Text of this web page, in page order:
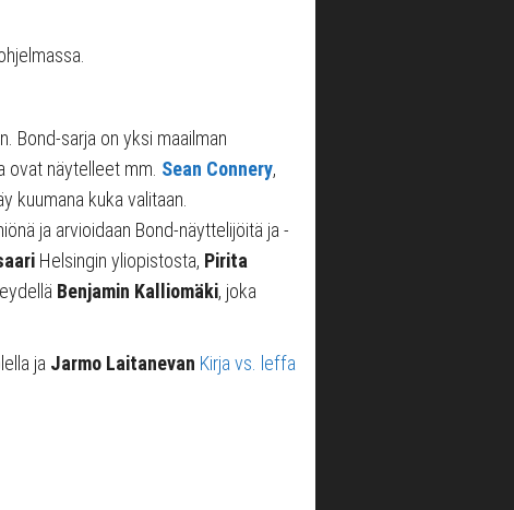
Bond-sarja on yksi maailman
ovat näytelleet mm. Sean Connery,
kuumana kuka valitaan.
ja arvioidaan Bond-näyttelijöitä ja -
Helsingin yliopistosta, Pirita
Benjamin Kalliomäki, joka
ja Jarmo Laitanevan Kirja vs. leffa